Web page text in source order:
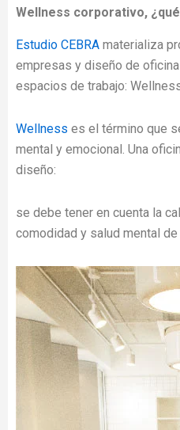
Wellness corporativo,
Estudio CEBRA materializa
empresas y diseño de
espacios de trabajo:
Wellness es el término que
mental y emocional. Una
diseño:
se debe tener en cuenta la
comodidad y salud mental